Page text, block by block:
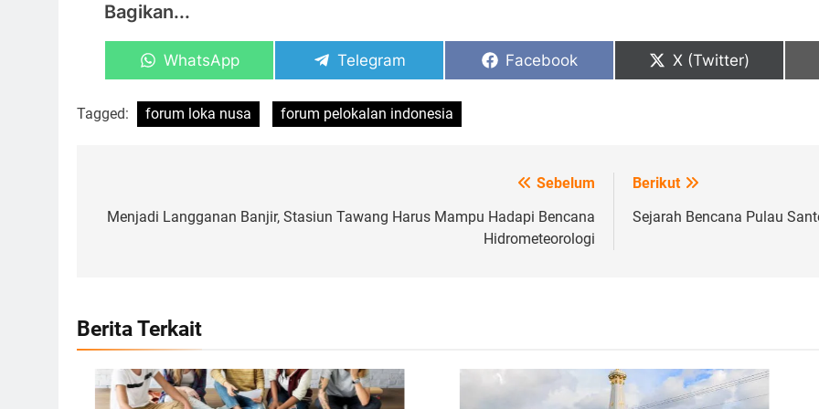
Bagikan...
Share
WhatsApp
Share
Telegram
Share
Facebook
Share
X (Twitter)
Tagged: forum loka nusa forum pelokalan indonesia
pos
Sebelum
Menjadi Langganan Banjir, Stasiun Tawang Harus Mampu Hadapi Bencana
Hidrometeorologi
Berikut
Sejarah Bencana Pulau
Berita Terkait
Ilustrasi Community Peer Learning, Foto: Dok.
Tugu Yogyakarta, Foto: Photo by CEphoto, Uwe